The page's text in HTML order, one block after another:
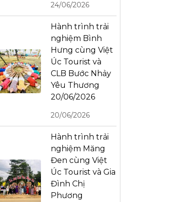
24/06/2026
Hành trình trải
nghiệm Bình
Hưng cùng Việt
Úc Tourist và
CLB Bước Nhảy
Yêu Thương
20/06/2026
20/06/2026
Hành trình trải
nghiệm Măng
Đen cùng Việt
Úc Tourist và Gia
Đình Chị
Phương